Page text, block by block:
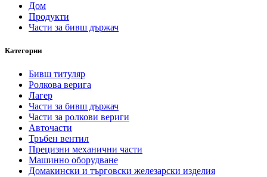
Дом
Продукти
Части за бивш държач
Категории
Бивш титуляр
Ролкова верига
Лагер
Части за бивш държач
Части за ролкови вериги
Авточасти
Тръбен вентил
Прецизни механични части
Машинно оборудване
Домакински и търговски железарски изделия